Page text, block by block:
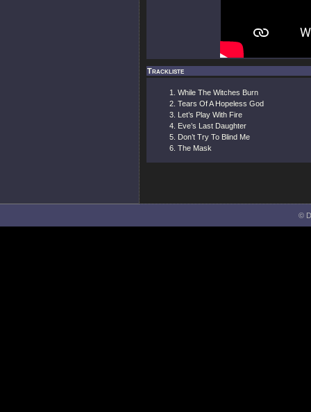
Trackliste
While The Witches Burn
Tears Of A Hopeless God
Let’s Play With Fire
Eve’s Last Daughter
Don’t Try To Blind Me
The Mask
©